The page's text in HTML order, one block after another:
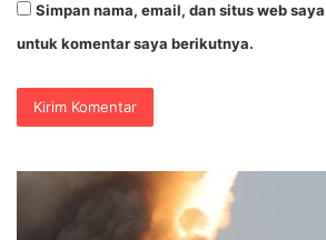
Simpan nama, email, dan situs web
untuk komentar saya berikutnya.